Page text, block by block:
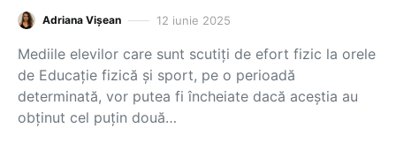
Adriana Vișean 12 iunie 2025
Mediile elevilor care sunt scutiți de efort fizic la orele
de Educație fizică și sport, pe o perioadă
determinată, vor putea fi încheiate dacă aceștia au
obținut cel puțin două…